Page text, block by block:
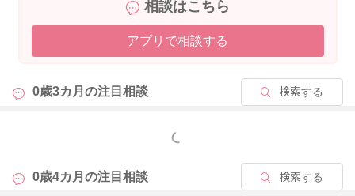
相談はこちら
アプリで相談する
0歳3カ月の注目相談 検索する
もっと見る
0歳4カ月の注目相談 検索する